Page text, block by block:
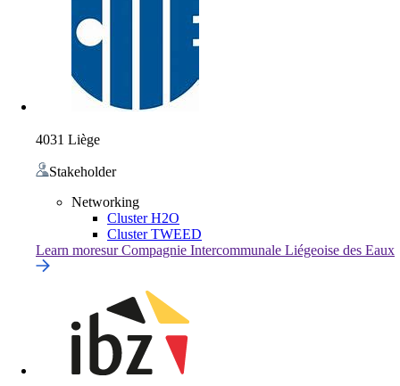
4031 Liège
Stakeholder
Networking
Cluster H2O
Cluster TWEED
Learn moresurCompagnie Intercommunale Liégeoise des Eaux